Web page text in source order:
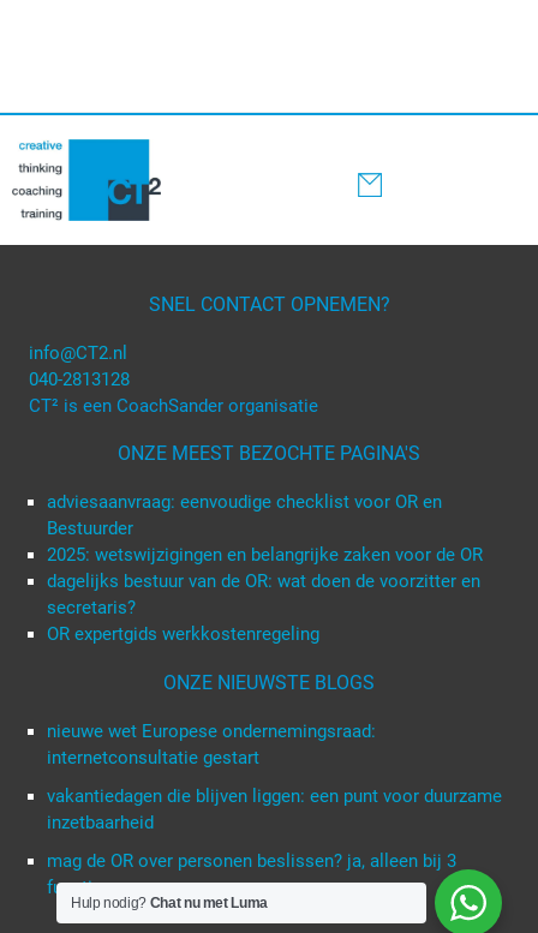
SNEL CONTACT OPNEMEN?
info@CT2.nl
040-2813128
CT² is een CoachSander organisatie
ONZE MEEST BEZOCHTE PAGINA'S
adviesaanvraag: eenvoudige checklist voor OR en
Bestuurder
2025: wetswijzigingen en belangrijke zaken voor de OR
dagelijks bestuur van de OR: wat doen de voorzitter en
secretaris?
OR expertgids werkkostenregeling
ONZE NIEUWSTE BLOGS
nieuwe wet Europese ondernemingsraad:
internetconsultatie gestart
vakantiedagen die blijven liggen: een punt voor duurzame
inzetbaarheid
mag de OR over personen beslissen? ja, alleen bij 3
functies
Hulp nodig? Chat nu met Luma